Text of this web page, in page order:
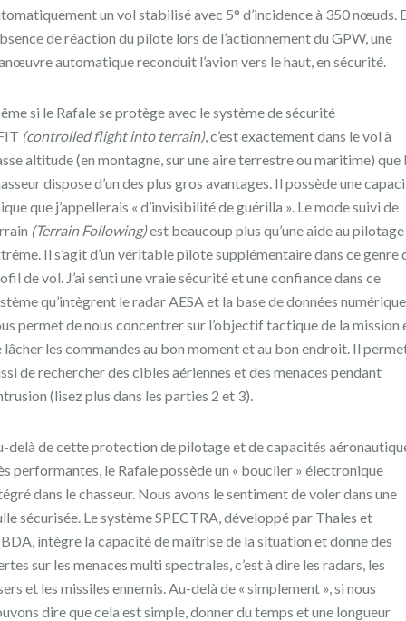
un vol stabilisé avec 5° d’incidence à 350 nœuds.
de réaction du pilote lors de l’actionnement du GPW, une
automatique reconduit l’avion vers le haut, en sécurité.
si le Rafale se protège avec le système de sécurité
(controlled flight into terrain), c’est exactement dans le vol à
altitude (en montagne, sur une aire terrestre ou maritime) que
dispose d’un des plus gros avantages. Il possède une
que j’appellerais « d’invisibilité de guérilla ». Le mode suivi de
(Terrain Following)est beaucoup plus qu’une aide au pilotage
Il s’agit d’un véritable pilote supplémentaire dans ce genre
de vol. J’ai senti une vraie sécurité et une confiance dans ce
qu’intègrent le radar AESA et la base de données
permet de nous concentrer sur l’objectif tactique de la mission
lâcher les commandes au bon moment et au bon endroit. Il
de rechercher des cibles aériennes et des menaces pendant
(lisez plus dans les parties 2 et 3).
delà de cette protection de pilotage et de capacités
performantes, le Rafale possède un « bouclier » électronique
dans le chasseur. Nous avons le sentiment de voler dans une
sécurisée. Le système SPECTRA, développé par Thales et
intègre la capacité de maîtrise de la situation et donne des
sur les menaces multi spectrales, c’est à dire les radars, les
et les missiles ennemis. Au-delà de « simplement », si nous
dire que cela est simple, donner du temps et une longueur